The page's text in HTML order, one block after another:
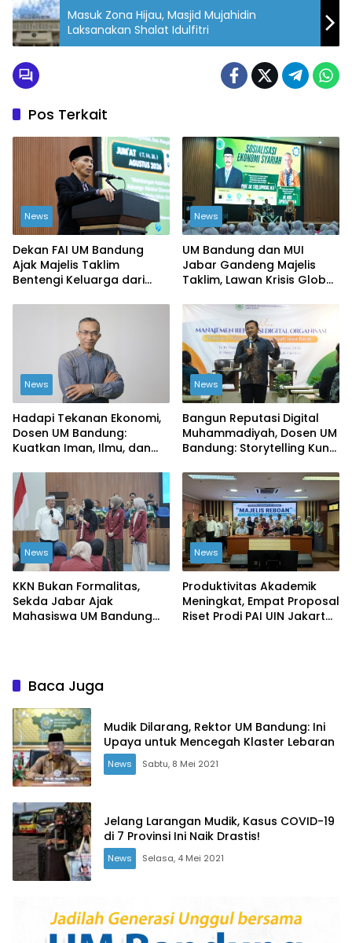
Masuk Zona Hijau, Masjid Mujahidin
Laksanakan Shalat Idulfitri
Pos Terkait
News
Dekan FAI UM Bandung
Ajak Majelis Taklim
Bentengi Keluarga dari
News
UM Bandung dan MUI
Jabar Gandeng Majelis
Taklim, Lawan Krisis Global
News
Hadapi Tekanan Ekonomi,
Dosen UM Bandung:
Kuatkan Iman, Ilmu, dan
News
Bangun Reputasi Digital
Muhammadiyah, Dosen UM
Bandung: Storytelling Kunci
Publik
News
KKN Bukan Formalitas,
Sekda Jabar Ajak
Mahasiswa UM Bandung
News
Produktivitas Akademik
Meningkat, Empat Proposal
Riset Prodi PAI UIN Jakarta
Baca Juga
Mudik Dilarang, Rektor UM Bandung: Ini
Upaya untuk Mencegah Klaster Lebaran
News Sabtu, 8 Mei 2021
Jelang Larangan Mudik, Kasus COVID-19
di 7 Provinsi Ini Naik Drastis!
News Selasa, 4 Mei 2021